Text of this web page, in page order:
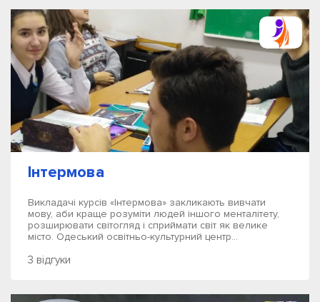
Інтермова
Викладачі курсів «Інтермова» закликають вивчати
мову, аби краще розуміти людей іншого менталітету,
розширювати світогляд і сприймати світ як велике
місто. Одеський освітньо-культурний центр...
3 відгуки